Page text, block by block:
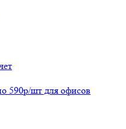
590р/шт для офисов